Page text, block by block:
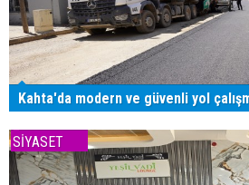
Kahta'da modern ve güvenli yol
SİYASET